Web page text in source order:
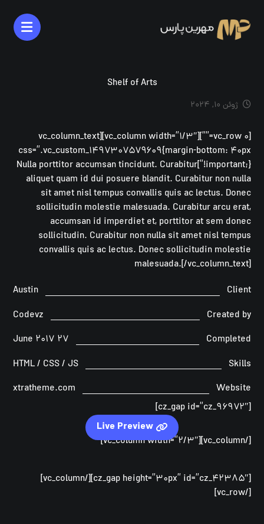
Shelf of Arts
ژوئن ۱۰, ۲۰۲۴
[vc_row ۰=””][vc_column width=”۱/۳″][vc_column_text
css=”.vc_custom_۱۴۹۷۳۰۷۵۷۹۶۰۹{margin-bottom: ۴۰px
!important;}”]Nulla porttitor accumsan tincidunt. Curabitur
aliquet quam id dui posuere blandit. Curabitur non nulla
sit amet nisl tempus convallis quis ac lectus. Donec
sollicitudin molestie malesuada. Curabitur arcu erat,
accumsan id imperdiet et, porttitor at sem donec
sollicitudin. Curabitur non nulla sit amet nisl tempus
convallis quis ac lectus. Donec sollicitudin molestie
malesuada.[/vc_column_text]
Client
Austin
Created by
Codevz
Completed
۲۷ June ۲۰۱۷
Skills
HTML / CSS / JS
Website
xtratheme.com
[cz_gap id=”cz_۹۶۹۷۲″]
Live Preview
[/vc_column][vc_column width=”۲/۳″]
[cz_gap height=”۳۰px” id=”cz_۴۲۳۸۵″][/vc_column]
[/vc_row]